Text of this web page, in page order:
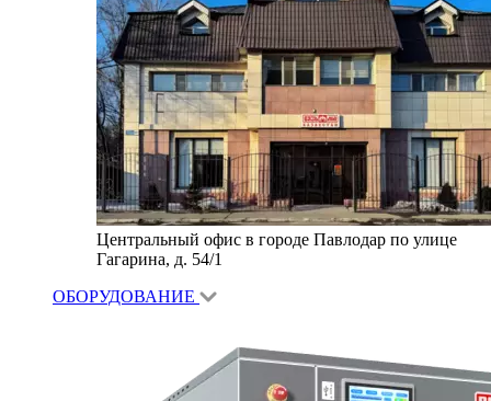
Центральный офис в городе Павлодар по улице
Гагарина, д. 54/1
ОБОРУДОВАНИЕ